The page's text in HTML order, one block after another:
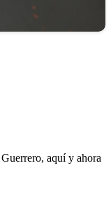
aquí y ahora